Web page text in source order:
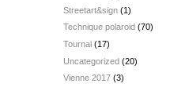
Streetart&sign (1)
Technique polaroid (70)
Tournai (17)
Uncategorized (20)
Vienne 2017 (3)